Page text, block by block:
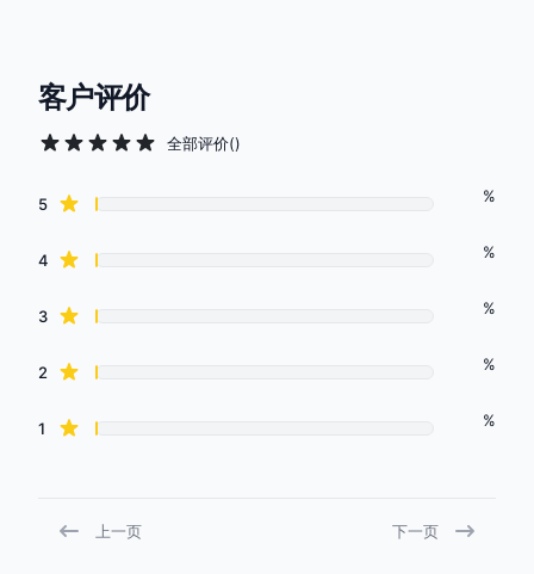
客户评价
全部评价()
Review data
5star reviews %
4 star reviews %
3star reviews %
2 star reviews %
1 star reviews %
上一页 下一页